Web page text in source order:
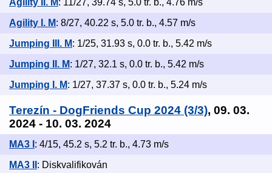
Agility I. M: 8/27, 40.22 s, 5.0 tr. b., 4.57 m/s
Jumping III. M: 1/25, 31.93 s, 0.0 tr. b., 5.42 m/s
Jumping II. M: 1/27, 32.1 s, 0.0 tr. b., 5.42 m/s
Jumping I. M: 1/27, 37.37 s, 0.0 tr. b., 5.24 m/s
Terezín - DogFriends Cup 2024 (3/3), 09. 03.
2024 - 10. 03. 2024
MA3 I : 4/15, 45.2 s, 5.2 tr. b., 4.73 m/s
MA3 II : Diskvalifikován